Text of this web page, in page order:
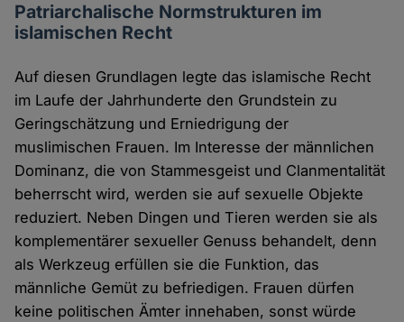
Patriarchalische Normstrukturen im
islamischen Recht
Auf diesen Grundlagen legte das islamische Recht
im Laufe der Jahrhunderte den Grundstein zu
Geringschätzung und Erniedrigung der
muslimischen Frauen. Im Interesse der männlichen
Dominanz, die von Stammesgeist und Clanmentalität
beherrscht wird, werden sie auf sexuelle Objekte
reduziert. Neben Dingen und Tieren werden sie als
komplementärer sexueller Genuss behandelt, denn
als Werkzeug erfüllen sie die Funktion, das
männliche Gemüt zu befriedigen. Frauen dürfen
keine politischen Ämter innehaben, sonst würde